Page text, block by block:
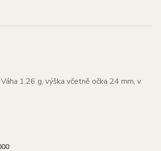
1,26 g, výška včetně očka 24 mm, v